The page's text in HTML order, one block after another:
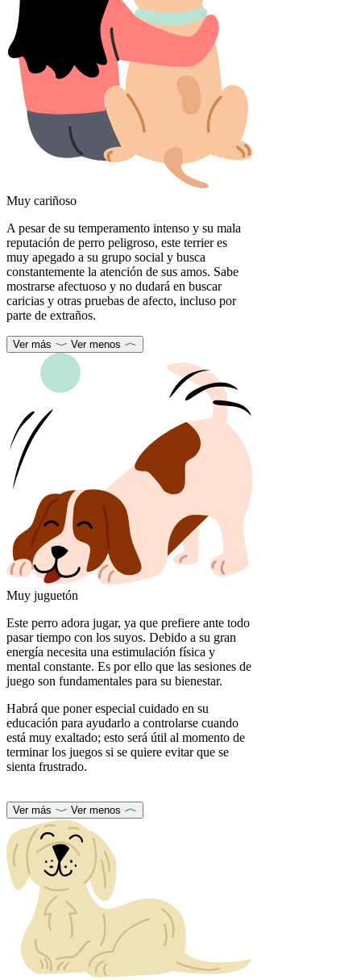
Muy cariñoso
A pesar de su temperamento intenso y su mala
reputación de perro peligroso, este terrier es
muy apegado a su grupo social y busca
constantemente la atención de sus amos. Sabe
mostrarse afectuoso y no dudará en buscar
caricias y otras pruebas de afecto, incluso por
parte de extraños.
Ver más Ver menos
Muy juguetón
Este perro adora jugar, ya que prefiere ante todo
pasar tiempo con los suyos. Debido a su gran
energía necesita una estimulación física y
mental constante. Es por ello que las sesiones de
juego son fundamentales para su bienestar.
Habrá que poner especial cuidado en su
educación para ayudarlo a controlarse cuando
está muy exaltado; esto será útil al momento de
terminar los juegos si se quiere evitar que se
sienta frustrado.
Ver más Ver menos